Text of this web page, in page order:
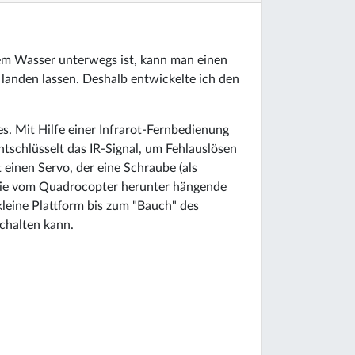
Wasser unterwegs ist, kann man einen
lassen. Deshalb entwickelte ich den
Mit Hilfe einer Infrarot-Fernbedienung
das IR-Signal, um Fehlauslösen
Servo, der eine Schraube (als
vom Quadrocopter herunter hängende
Plattform bis zum "Bauch" des
kann.